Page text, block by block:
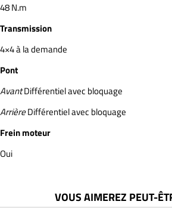
48 N.m
Transmission
4×4 à la demande
Pont
AvantDifférentiel avec bloquage
ArrièreDifférentiel avec bloquage
Frein moteur
Oui
VOUS AIMEREZ PEUT-